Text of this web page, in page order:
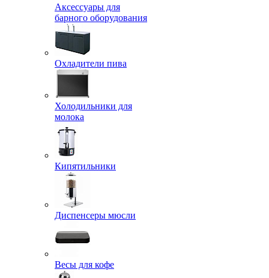
Аксессуары для
барного оборудования
Охладители пива
Холодильники для
молока
Кипятильники
Диспенсеры мюсли
Весы для кофе